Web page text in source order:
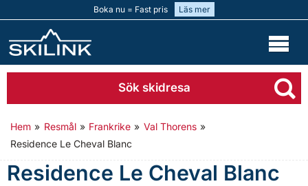
Boka nu = Fast pris Läs mer
Sök skidresa
Hem » Resmål » Frankrike » Val Thorens »
Residence Le Cheval Blanc
Residence Le Cheval Blanc